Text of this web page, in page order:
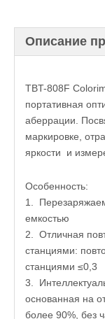
Описание
TBT-808F
портативная
аберрации.
маркировке,
яркости и
Особенность:
1.
емкостью
2. Отличная
станциями:
станциями ≤0,3
3.
основанная на
более 90%, без